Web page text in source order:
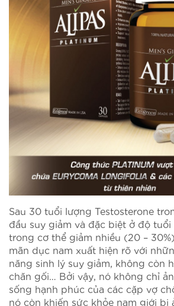
Sau 30 tuổi lượng Testosterone
đầu suy giảm và đặc biệt ở độ tuổi
trong cơ thể giảm nhiều (20 –
mãn dục nam xuất hiện rõ với
năng sinh lý suy giảm, không còn
chăn gối… Bởi vậy, nó không chỉ
sống hạnh phúc của các cặp vợ
nó còn khiến sức khỏe nam giới bị